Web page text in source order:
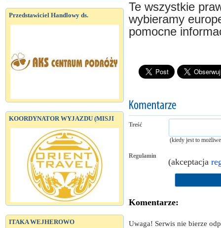
Przedstawiciel Handlowy ds.
KOORDYNATOR WYJAZDU (MISJI
ITAKA WEJHEROWO
Te wszystkie
wybieramy
pomocne
Treść
(kiedy jest to
Regulamin
(akceptacja
Komentarze:
Uwaga! Serwis nie bierze